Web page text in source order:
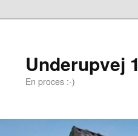
Underupvej 1
En proces :-)